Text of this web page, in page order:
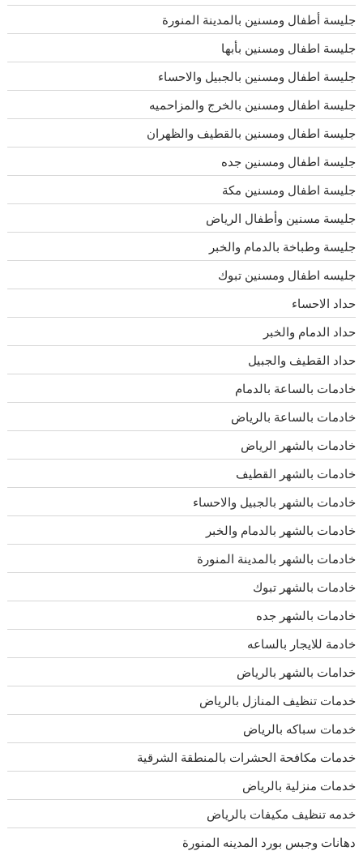
جليسة أطفال ومسنين بالمدينة المنورة
جليسة اطفال ومسنين بأبها
جليسة اطفال ومسنين بالجبيل والاحساء
جليسة اطفال ومسنين بالخرج والمزاحميه
جليسة اطفال ومسنين بالقطيف والظهران
جليسة اطفال ومسنين جده
جليسة اطفال ومسنين مكة
جليسة مسنين وأطفال الرياض
جليسة وطباخة بالدمام والخبر
جليسه اطفال ومسنين تبوك
حداد الاحساء
حداد الدمام والخبر
حداد القطيف والجبيل
خادمات بالساعة بالدمام
خادمات بالساعة بالرياض
خادمات بالشهر الرياض
خادمات بالشهر القطيف
خادمات بالشهر بالجبيل والاحساء
خادمات بالشهر بالدمام والخبر
خادمات بالشهر بالمدينة المنورة
خادمات بالشهر تبوك
خادمات بالشهر جده
خادمة للايجار بالساعه
خدامات بالشهر بالرياض
خدمات تنظيف المنازل بالرياض
خدمات سباكه بالرياض
خدمات مكافحة الحشرات بالمنطقة الشرقية
خدمات منزلية بالرياض
خدمه تنظيف مكيفات بالرياض
دهانات وجبس بورد المدينه المنورة